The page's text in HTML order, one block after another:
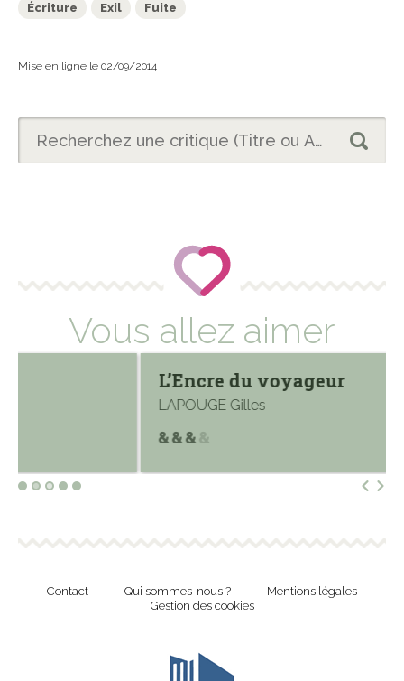
Écriture Exil Fuite
Mise en ligne le 02/09/2014
Vous allez aimer
L’Encre du voyageur
Contact Qui sommes-nous ?
Mentions légales
Gestion des cookies